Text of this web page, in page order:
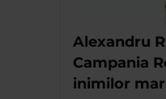
Alexandru
Campania
inimilor